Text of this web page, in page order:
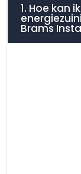
1. Hoe kan
Brams